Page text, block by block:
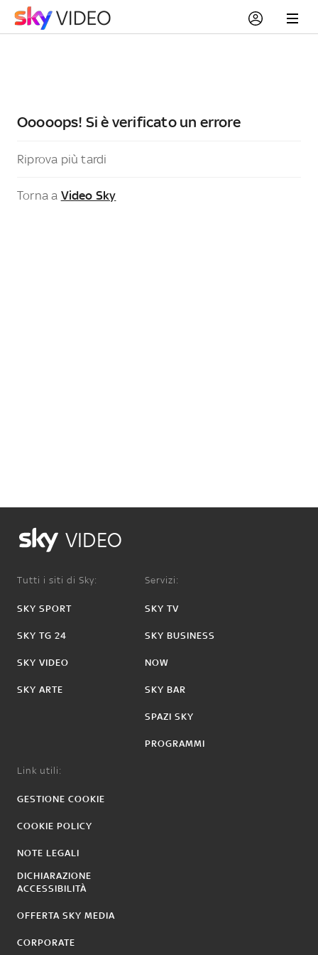
Ooooops! Si è verificato un errore
Riprova più tardi
Torna a Video Sky
VIDEO
Tutti i siti di Sky:
SKY SPORT
SKY TG 24
SKY VIDEO
SKY ARTE
Servizi:
SKY TV
SKY BUSINESS
NOW
SKY BAR
SPAZI SKY
PROGRAMMI
Link utili:
GESTIONE COOKIE
COOKIE POLICY
NOTE LEGALI
DICHIARAZIONE
ACCESSIBILITÀ
OFFERTA SKY MEDIA
CORPORATE